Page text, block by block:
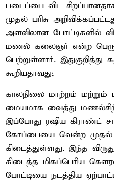
படைப்பை விட
முதல் பரிசு
அளவிலான போட்டிகளில்
மணல் கலைஞர் என்ற
பெற்றுள்ளார். இதுகுறித்து
கூறியதாவது;
காலநிலை மாற்றம் மற்றும்
மையமாக வைத்து
இப்போது ரஷிய கிராண்ட்
கோப்பையை வென்ற முதல்
கிடைத்துள்ளது. இந்த
கிடைத்த மிகப்பெரிய
போட்டியை நடத்திய